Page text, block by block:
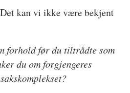
kan vi ikke være bekjent
forhold før du tiltrådte som
du om forgjengeres